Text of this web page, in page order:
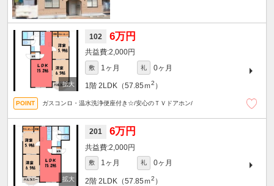
102 6万円
2,000円
敷 1ヶ月 礼 0ヶ月
1階 2LDK（57.85ｍ2 ）
ガスコンロ・温水洗浄便座付き☆/安心のＴＶドアホン/
201 6万円
2,000円
敷 1ヶ月 礼 0ヶ月
2階 2LDK（57.85ｍ2 ）